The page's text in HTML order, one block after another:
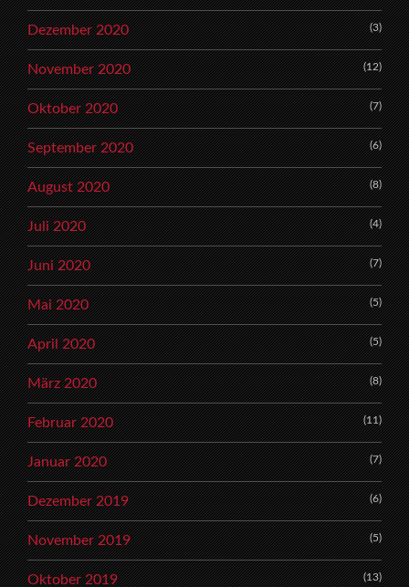
Dezember 2020 (3)
November 2020 (12)
Oktober 2020 (7)
September 2020 (6)
August 2020 (8)
Juli 2020 (4)
Juni 2020 (7)
Mai 2020 (5)
April 2020 (5)
März 2020 (8)
Februar 2020 (11)
Januar 2020 (7)
Dezember 2019 (6)
November 2019 (5)
Oktober 2019 (13)